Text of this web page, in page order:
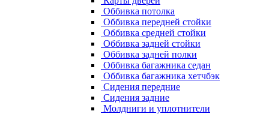
Оббивка потолка
Оббивка передней стойки
Оббивка средней стойки
Оббивка задней стойки
Оббивка задней полки
Оббивка багажника седан
Оббивка багажника хетчбэк
Сидения передние
Сидения задние
Молдниги и уплотнители